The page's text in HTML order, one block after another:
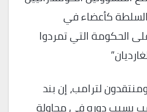
كأعضاء في
الحكومة التي تمردوا
لترامب، إن بند
بسبب دوره في محاولة